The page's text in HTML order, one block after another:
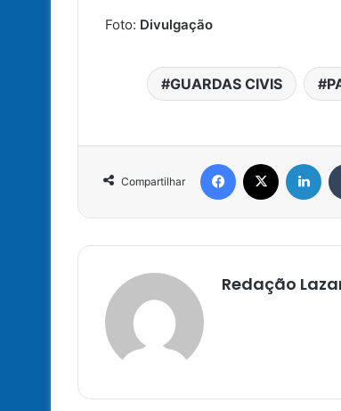
Foto: Divulgação
GUARDAS CIVIS
Compartilhar
Facebook
Redação